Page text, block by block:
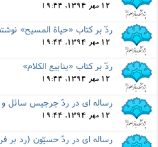
12 مهر 1394, 19:44
ردّ بر کتاب «حیاة المسیح»
12 مهر 1394, 19:44
ردّ بر کتاب «ینابیع الکلام»
12 مهر 1394, 19:44
رساله اى در ردّ جرجیس سائل
12 مهر 1394, 19:44
رساله اى در ردّ حسیّون (رد بر